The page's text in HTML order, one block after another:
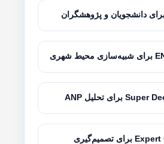
آموزش Expert Choice برای تصمیم‌گیری